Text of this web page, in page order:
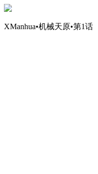
XManhua•机械天原•第1话